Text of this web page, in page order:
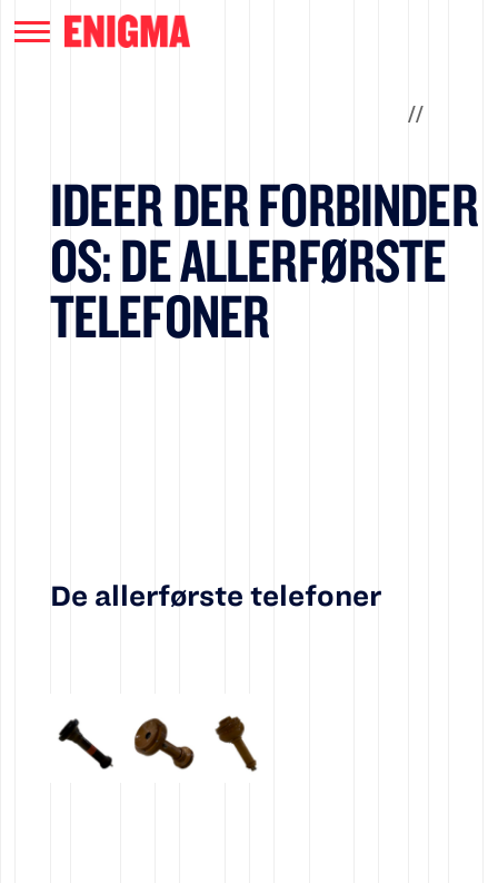
//
IDEER DER FORBINDER
OS: DE ALLERFØRSTE
TELEFONER
De allerførste telefoner